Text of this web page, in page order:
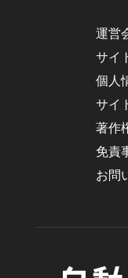
運営
サイ
個人
サイ
著作
免責
お問